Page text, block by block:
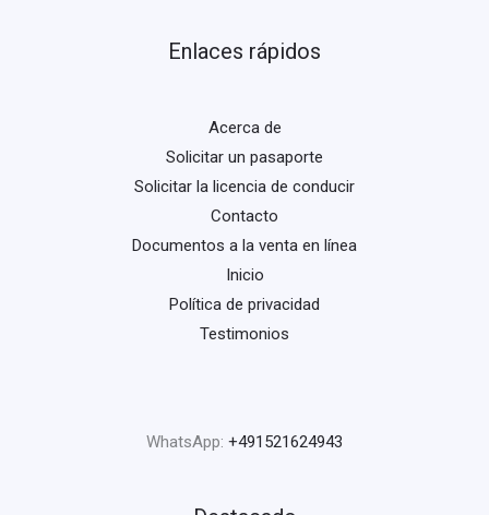
Enlaces rápidos
Acerca de
Solicitar un pasaporte
Solicitar la licencia de conducir
Contacto
Documentos a la venta en línea
Inicio
Política de privacidad
Testimonios
WhatsApp: +491521624943